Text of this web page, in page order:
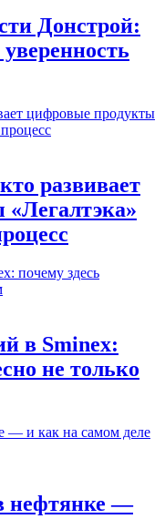
Донстрой:
развивает
в Sminex:
не только
нефтянке —